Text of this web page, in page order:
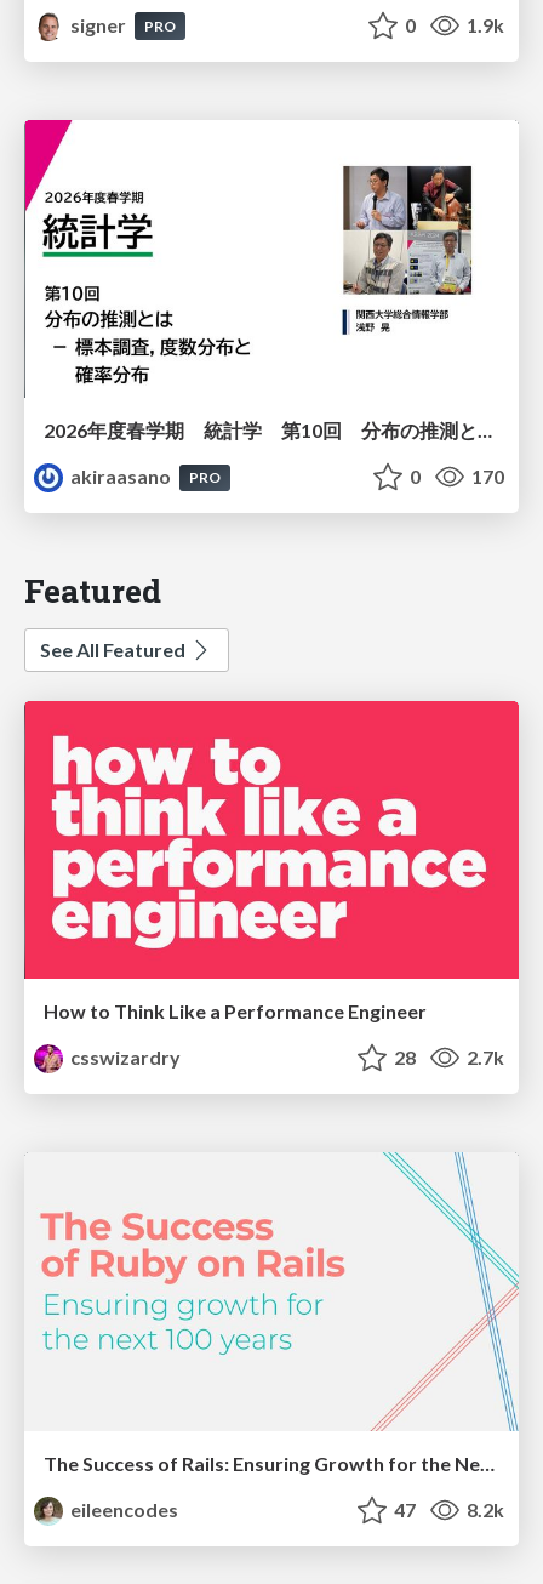
signer
PRO 0 1.9k
2026年度春学期 統計学 第10回 分布の推測とは － 標本調査，度数分布と確率分布 (2026. 6. 4)
akiraasano
PRO 0 170
Featured
See All Featured
How to Think Like a Performance Engineer
csswizardry
28 2.7k
The Success of Rails: Ensuring Growth for the Next 100 Years
eileencodes
47 8.2k